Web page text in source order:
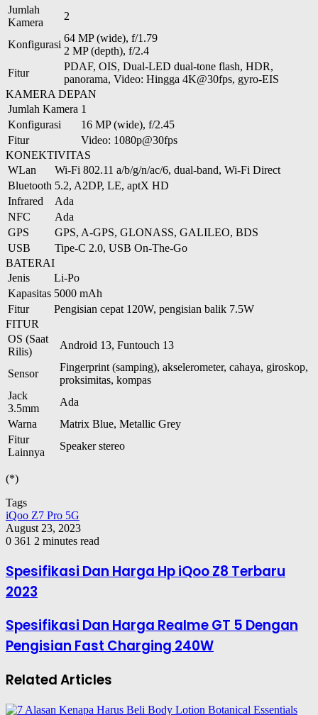
Jumlah
Kamera
2
Konfigurasi
64 MP (wide), f/1.79
2 MP (depth), f/2.4
Fitur
PDAF, OIS, Dual-LED dual-tone flash, HDR,
panorama, Video: Hingga 4K@30fps, gyro-EIS
KAMERA DEPAN
Jumlah Kamera 1
Konfigurasi
16 MP (wide), f/2.45
Fitur
Video: 1080p@30fps
KONEKTIVITAS
WLan
Wi-Fi 802.11 a/b/g/n/ac/6, dual-band, Wi-Fi Direct
Bluetooth 5.2, A2DP, LE, aptX HD
Infrared
Ada
NFC
Ada
GPS
GPS, A-GPS, GLONASS, GALILEO, BDS
USB
Tipe-C 2.0, USB On-The-Go
BATERAI
Jenis
Li-Po
Kapasitas 5000 mAh
Fitur
Pengisian cepat 120W, pengisian balik 7.5W
FITUR
OS (Saat
Rilis)
Android 13, Funtouch 13
Sensor
Fingerprint (samping), akselerometer, cahaya, giroskop,
proksimitas, kompas
Jack
3.5mm
Ada
Warna
Matrix Blue, Metallic Grey
Fitur
Lainnya
Speaker stereo
(*)
Tags
iQoo Z7 Pro 5G
August 23, 2023
0 361 2 minutes read
Spesifikasi Dan Harga Hp iQoo Z8 Terbaru
2023
Spesifikasi Dan Harga Realme GT 5 Dengan
Pengisian Fast Charging 240W
Related Articles